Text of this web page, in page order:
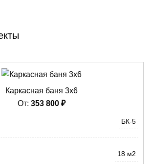
Каркасная баня 3х6
От: 353 800 ₽
БК-5
18 м2